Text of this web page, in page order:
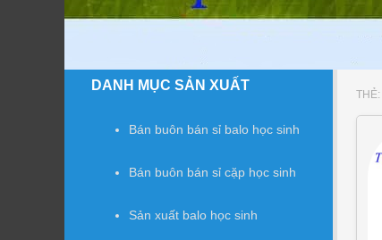
DANH MỤC SẢN XUẤT
Bán buôn bán sỉ balo học sinh
Bán buôn bán sỉ cặp học sinh
Sản xuất balo học sinh
THẺ: